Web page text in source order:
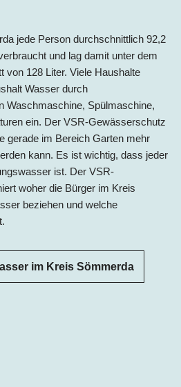
jede Person durchschnittlich 92,2
und lag damit unter dem
von 128 Liter. Viele Haushalte
Wasser durch
Waschmaschine, Spülmaschine,
ein. Der VSR-Gewässerschutz
gerade im Bereich Garten mehr
kann. Es ist wichtig, dass jeder
ist. Der VSR-
woher die Bürger im Kreis
beziehen und welche
im Kreis Sömmerda